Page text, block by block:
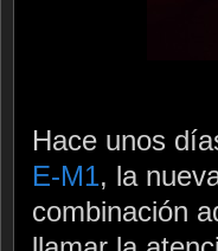
Hace unos
E-M1, la
combinación